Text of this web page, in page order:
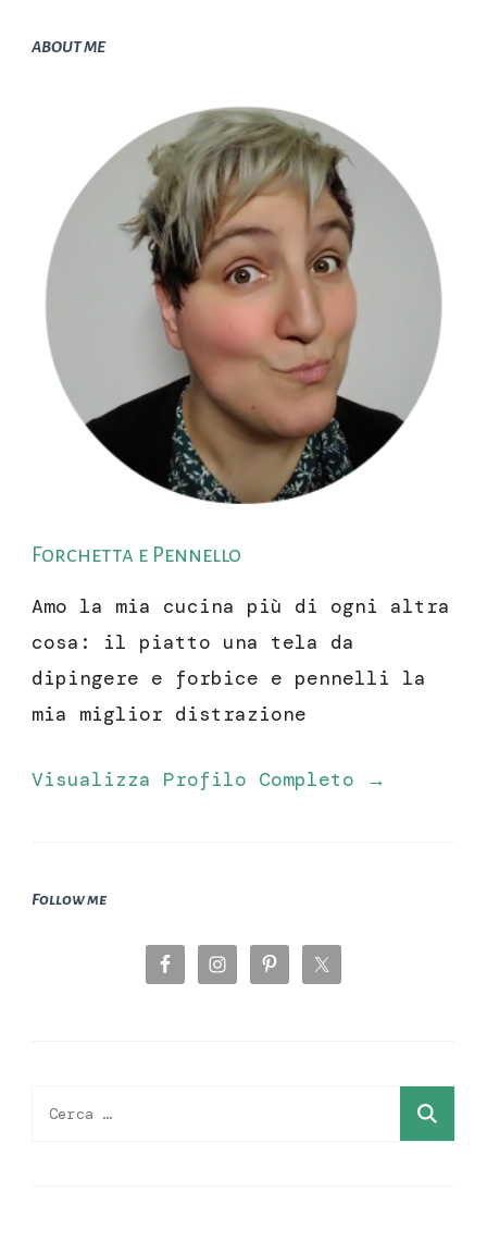
ABOUT ME
Forchetta e Pennello
Amo la mia cucina più di ogni altra
cosa: il piatto una tela da
dipingere e forbice e pennelli la
mia miglior distrazione
Visualizza Profilo Completo →
Follow me
Ricerca